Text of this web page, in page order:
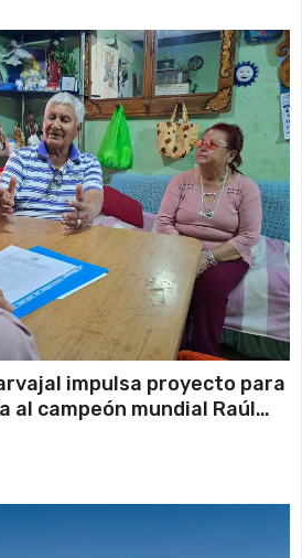
impulsa proyecto para
al campeón mundial Raúl